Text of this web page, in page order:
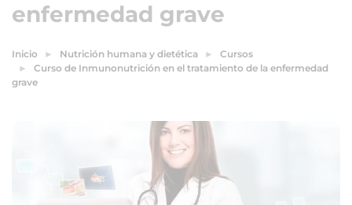
enfermedad grave
Inicio Nutrición humana y dietética
Cursos
Curso de Inmunonutrición en el tratamiento de la enfermedad
grave